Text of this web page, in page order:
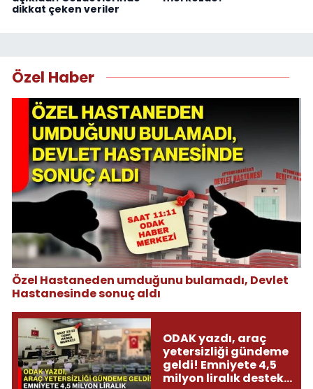
dikkat çeken veriler
Özel Haber
Özel Hastaneden umduğunu bulamadı, Devlet
Hastanesinde sonuç aldı
ODAK yazdı, araç
yetersizliği gündeme
geldi! Emniyete 4,5
milyon liralık destek